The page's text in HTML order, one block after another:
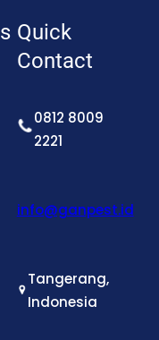
Quick
Contact
0812 8009
2221
info@ganpest.id
Tangerang,
Indonesia